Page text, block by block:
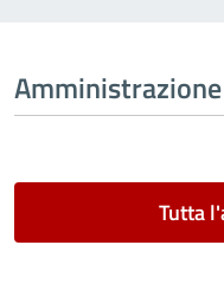
Amministrazione
Tutta